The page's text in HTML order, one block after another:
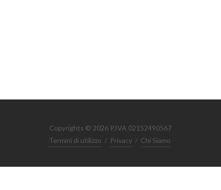
Copyrights © 2026 P.IVA 02152490567
Termini di utilizzo / Privacy / Chi Siamo